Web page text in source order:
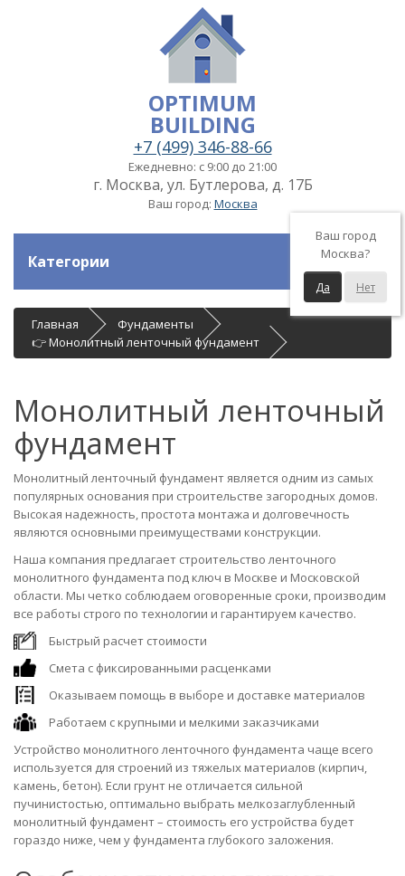
OPTIMUM
BUILDING
+7 (499) 346-88-66
Ежедневно: с 9:00 до 21:00
г. Москва, ул. Бутлерова, д. 17Б
Ваш город: Москва
Ваш город
Москва?
Да Нет
Категории
Главная
Фундаменты
👉 Монолитный ленточный фундамент
Монолитный ленточный
фундамент
Монолитный ленточный фундамент является одним из самых
популярных основания при строительстве загородных домов.
Высокая надежность, простота монтажа и долговечность
являются основными преимуществами конструкции.
Наша компания предлагает строительство ленточного
монолитного фундамента под ключ в Москве и Московской
области. Мы четко соблюдаем оговоренные сроки, производим
все работы строго по технологии и гарантируем качество.
Быстрый расчет стоимости
Смета с фиксированными расценками
Оказываем помощь в выборе и доставке материалов
Работаем с крупными и мелкими заказчиками
Устройство монолитного ленточного фундамента чаще всего
используется для строений из тяжелых материалов (кирпич,
камень, бетон). Если грунт не отличается сильной
пучинистостью, оптимально выбрать мелкозаглубленный
монолитный фундамент – стоимость его устройства будет
гораздо ниже, чем у фундамента глубокого заложения.